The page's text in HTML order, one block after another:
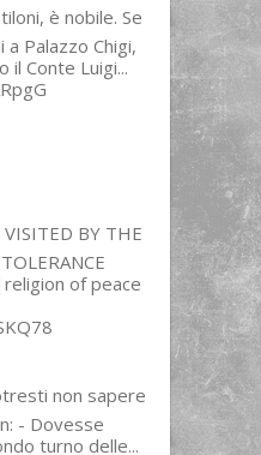
è nobile. Se
Palazzo Chigi,
il Conte Luigi...
BY THE
|religion of peace
non sapere
- Dovesse
turno delle...